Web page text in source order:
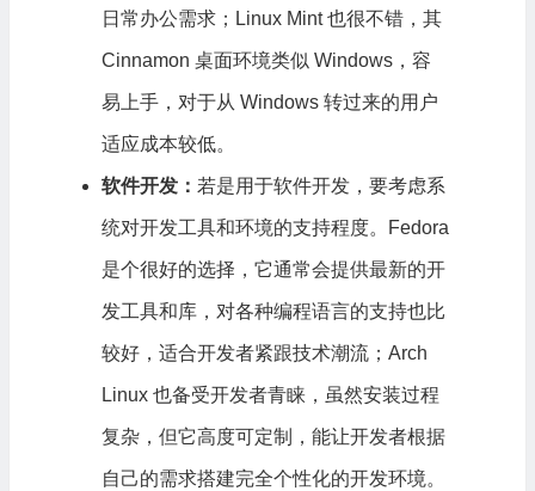
日常办公需求；Linux Mint 也很不错，其
Cinnamon 桌面环境类似 Windows，容
易上手，对于从 Windows 转过来的用户
适应成本较低。
软件开发： 若是用于软件开发，要考虑系
统对开发工具和环境的支持程度。Fedora
是个很好的选择，它通常会提供最新的开
发工具和库，对各种编程语言的支持也比
较好，适合开发者紧跟技术潮流；Arch
Linux 也备受开发者青睐，虽然安装过程
复杂，但它高度可定制，能让开发者根据
自己的需求搭建完全个性化的开发环境。